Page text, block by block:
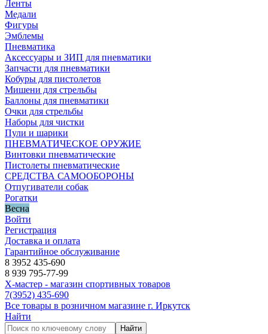
Ленты
Медали
Фигуры
Эмблемы
Пневматика
Аксессуары и ЗИП для пневматики
Запчасти для пневматики
Кобуры для пистолетов
Мишени для стрельбы
Баллоны для пневматики
Очки для стрельбы
Наборы для чистки
Пули и шарики
ПНЕВМАТИЧЕСКОЕ ОРУЖИЕ
Винтовки пневматические
Пистолеты пневматические
СРЕДСТВА САМООБОРОНЫ
Отпугиватели собак
Рогатки
Весна
Войти
Регистрация
Доставка и оплата
Гарантийное обслуживание
8 3952 435-690
8 939 795-77-99
Х-мастер - магазин спортивных товаров
7(3952) 435-690
Все товары в розничном магазине г. Иркутск
Найти
Найти